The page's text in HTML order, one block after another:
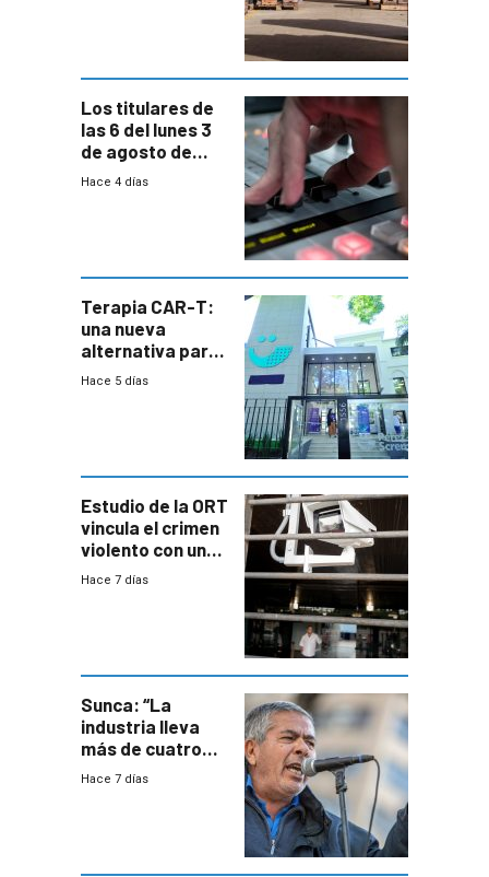
Los titulares de
las 6 del lunes 3
de agosto de
2026
Hace 4 días
Terapia CAR-T:
una nueva
alternativa para
niños y
Hace 5 días
Estudio de la ORT
vincula el crimen
violento con una
menor creación
Hace 7 días
Sunca: “La
industria lleva
más de cuatro
meses sin
Hace 7 días